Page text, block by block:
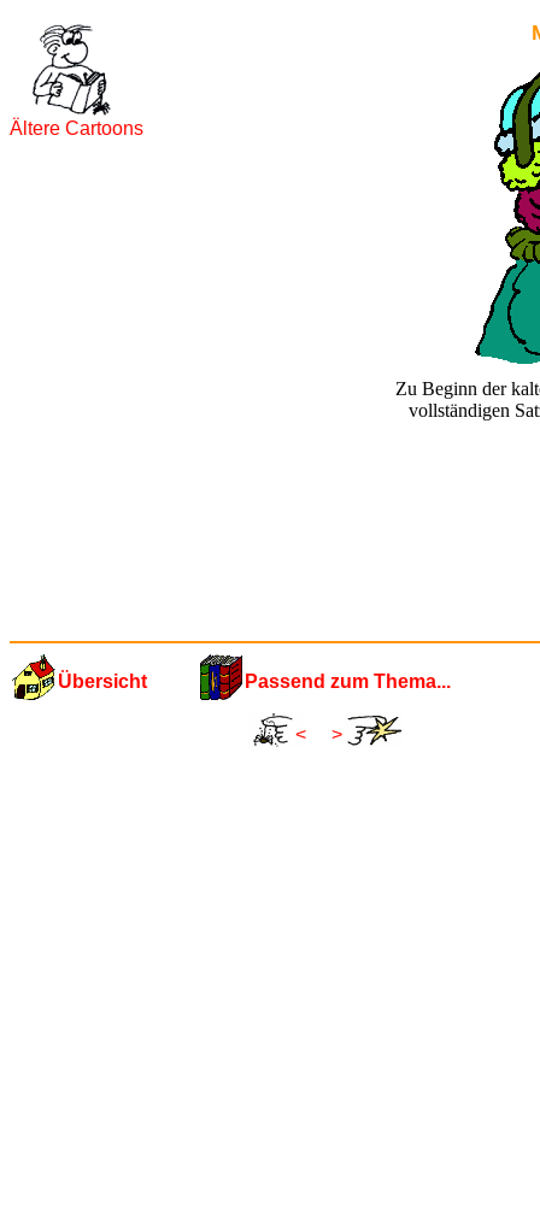
Ältere Cartoons
Zu Beginn der
vollständigen
Übersicht Passend zum Thema...
< >